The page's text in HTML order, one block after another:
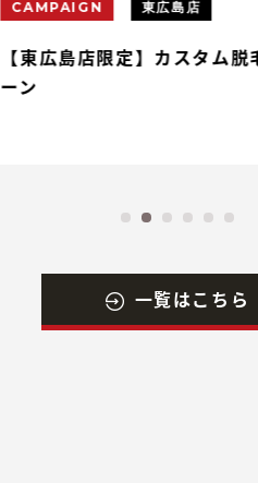
CAMPAIGN 東広島店
【東広島店限定】カスタム脱
ーン
一覧はこちら